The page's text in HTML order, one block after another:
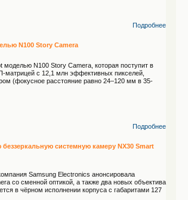
Подробнее
N100 Story Camera
N100 Story Camera, которая поступит в
с 12,1 млн эффективных пикселей,
(фокусное расстояние равно 24–120 мм в 35-
Подробнее
системную камеру NX30 Smart
Samsung Electronics анонсировала
со сменной оптикой, а также два новых объектива
в чёрном исполнении корпуса с габаритами 127